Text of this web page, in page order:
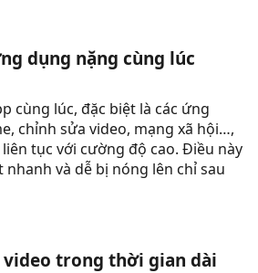
dụng nặng cùng lúc​
cùng lúc, đặc biệt là các ứng
chỉnh sửa video, mạng xã hội…,
tục với cường độ cao. Điều này
và dễ bị nóng lên chỉ sau
video trong thời gian dài​